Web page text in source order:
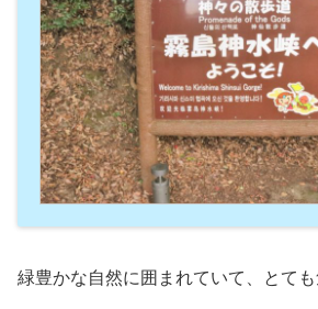
緑豊かな自然に囲まれていて、とても